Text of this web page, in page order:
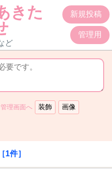
きた
ど
新規投稿
管理用
管理画面へ
［1件］